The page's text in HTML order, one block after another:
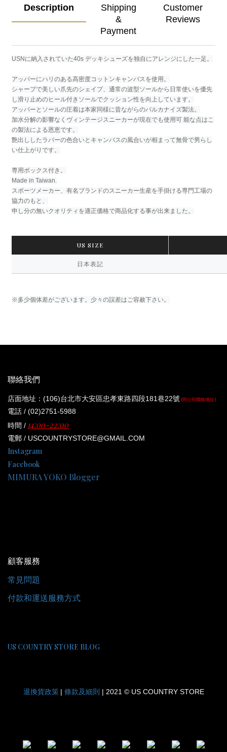
Description
Shipping
&
Payment
Customer
Reviews
USNに納入されていた40s デッキシューズを独自にアレンジにした一足。
アッパーにハリのある高密度コットンキャンバスを使用。
シャープで美しい爪先のシェイプ、通常の波型ソールから日常使いを優先
し滑り止めのヒール付きソールでクッション性を向上しています。
アッパーとソールの圧着は本家同様に昔ながらのバルカナイズ製法。
加水分解の影響なくヴィンテージスニーカーが現在でも使用可 能な点はこ
の製法による恩恵です。
艶出ししたラバーの色合いとキャンバスの風合いが相まって無骨で男らし
い仕上がりです。
専用ボックス付き。
Made in Taiwan.
スポーツメーカー、有名ブランドのスニーカー生産を手掛ける専門工場の
協力のもと、
申し分の無いクオリティを適正価格で商品化する事が出来ました。
US SIZE
日本表記
※多少個体差がございます。少々の誤差はご容赦下さい。
聯絡我們
店面地址：(106)台北市大安區忠孝東路四段181巷22號 (同公司聯絡地址)
電話 / (02)2751-5988
時間 / 14:00-22:00
電郵 / USCOUNTRYSTORE@GMAIL.COM
Instagram
Facebook
MIMURA YOKO Blogger
顧客服務
常見問題
付款和運送服務方式
US COUNTRY STORE BLOG
退換貨政策 | 條款及細則 | 2021 © US COUNTRY STORE